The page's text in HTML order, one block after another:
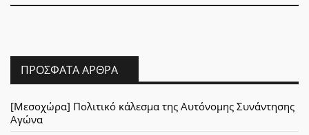
ΠΡΌΣΦΑΤΑ ΆΡΘΡΑ
[Μεσοχώρα] Πολιτικό κάλεσμα της Αυτόνομης Συνάντησης
Αγώνα